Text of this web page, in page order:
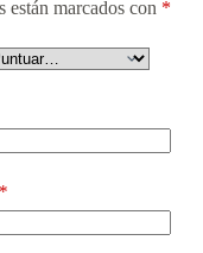
están marcados con *
*